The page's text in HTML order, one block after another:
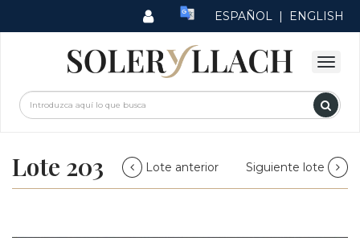
ESPAÑOL | ENGLISH
Lote 203 Lote anterior Siguiente lote